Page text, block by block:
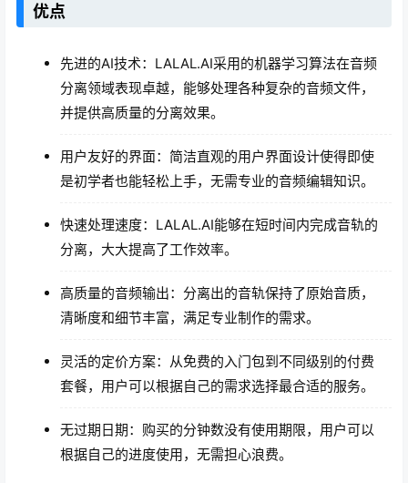
优点
先进的AI技术：LALAL.AI采用的机器学习算法在音频
分离领域表现卓越，能够处理各种复杂的音频文件，
并提供高质量的分离效果。
用户友好的界面：简洁直观的用户界面设计使得即使
是初学者也能轻松上手，无需专业的音频编辑知识。
快速处理速度：LALAL.AI能够在短时间内完成音轨的
分离，大大提高了工作效率。
高质量的音频输出：分离出的音轨保持了原始音质，
清晰度和细节丰富，满足专业制作的需求。
灵活的定价方案：从免费的入门包到不同级别的付费
套餐，用户可以根据自己的需求选择最合适的服务。
无过期日期：购买的分钟数没有使用期限，用户可以
根据自己的进度使用，无需担心浪费。